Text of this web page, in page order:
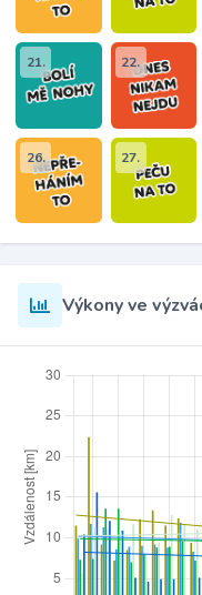
21. 22.
26. 27.
Výkony ve